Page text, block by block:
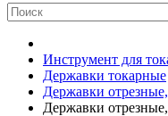
Инструмент для
Державки токарные
Державки
Державки